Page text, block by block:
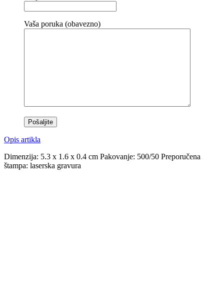
Vaša poruka (obavezno)
Opis artikla
Dimenzija: 5.3 x 1.6 x 0.4 cm Pakovanje: 500/50 Preporučena
štampa: laserska gravura